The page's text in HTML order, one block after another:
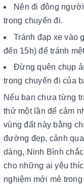
Nên đi đông
trong chuyến đi.
Tránh đạp xe vào
đến 15h) để tránh
Đừng quên chụp
trong chuyến đi của
Nếu bạn chưa từng
thử một lần để cảm
vùng đất này bằng
đường đẹp, cảnh
dàng, Ninh Bình
cho những ai yêu
nghiệm mới mẻ